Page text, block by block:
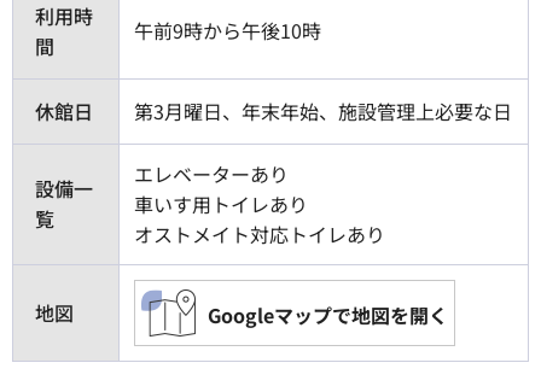
利用時
間
午前9時から午後10時
休館日 第3月曜日、年末年始、施設管理上必要な日
設備一
覧
エレベーターあり
車いす用トイレあり
オストメイト対応トイレあり
地図 Googleマップで地図を開く